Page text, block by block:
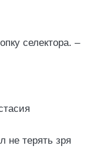
селектора. –
не терять зря